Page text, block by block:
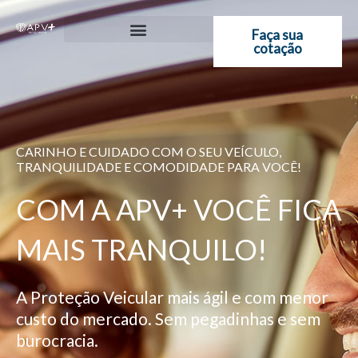
Ir
para
Faça sua
cotação
CARINHO E CUIDADO COM O SEU VEÍCULO,
TRANQUILIDADE E COMODIDADE PARA VOCÊ!
COM A APV+ VOCÊ FICA
MAIS TRANQUILO!
A Proteção Veicular mais ágil e com menor
custo do mercado. Sem pegadinhas e sem
burocracia.